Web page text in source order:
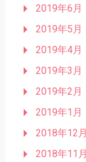
2019年6月
2019年5月
2019年4月
2019年3月
2019年2月
2019年1月
2018年12月
2018年11月